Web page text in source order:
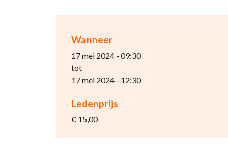
Wanneer
17 mei 2024 - 09:30
tot
17 mei 2024 - 12:30
Ledenprijs
€ 15,00